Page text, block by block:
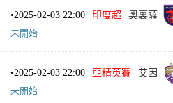
•2025-02-03 22:00 印度超 奧裏薩
未開始
•2025-02-03 22:00 亞精英賽 艾因
未開始